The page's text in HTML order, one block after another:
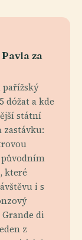
za
pařížský
dóžat a kde
státní
které
i s
di
z